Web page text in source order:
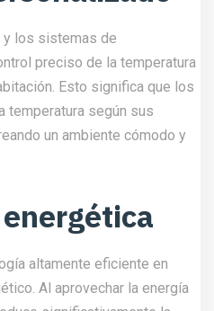
y los sistemas de
preciso de la temperatura
Esto significa que los
temperatura según sus
un ambiente cómodo y
altamente eficiente en
Al aprovechar la energía